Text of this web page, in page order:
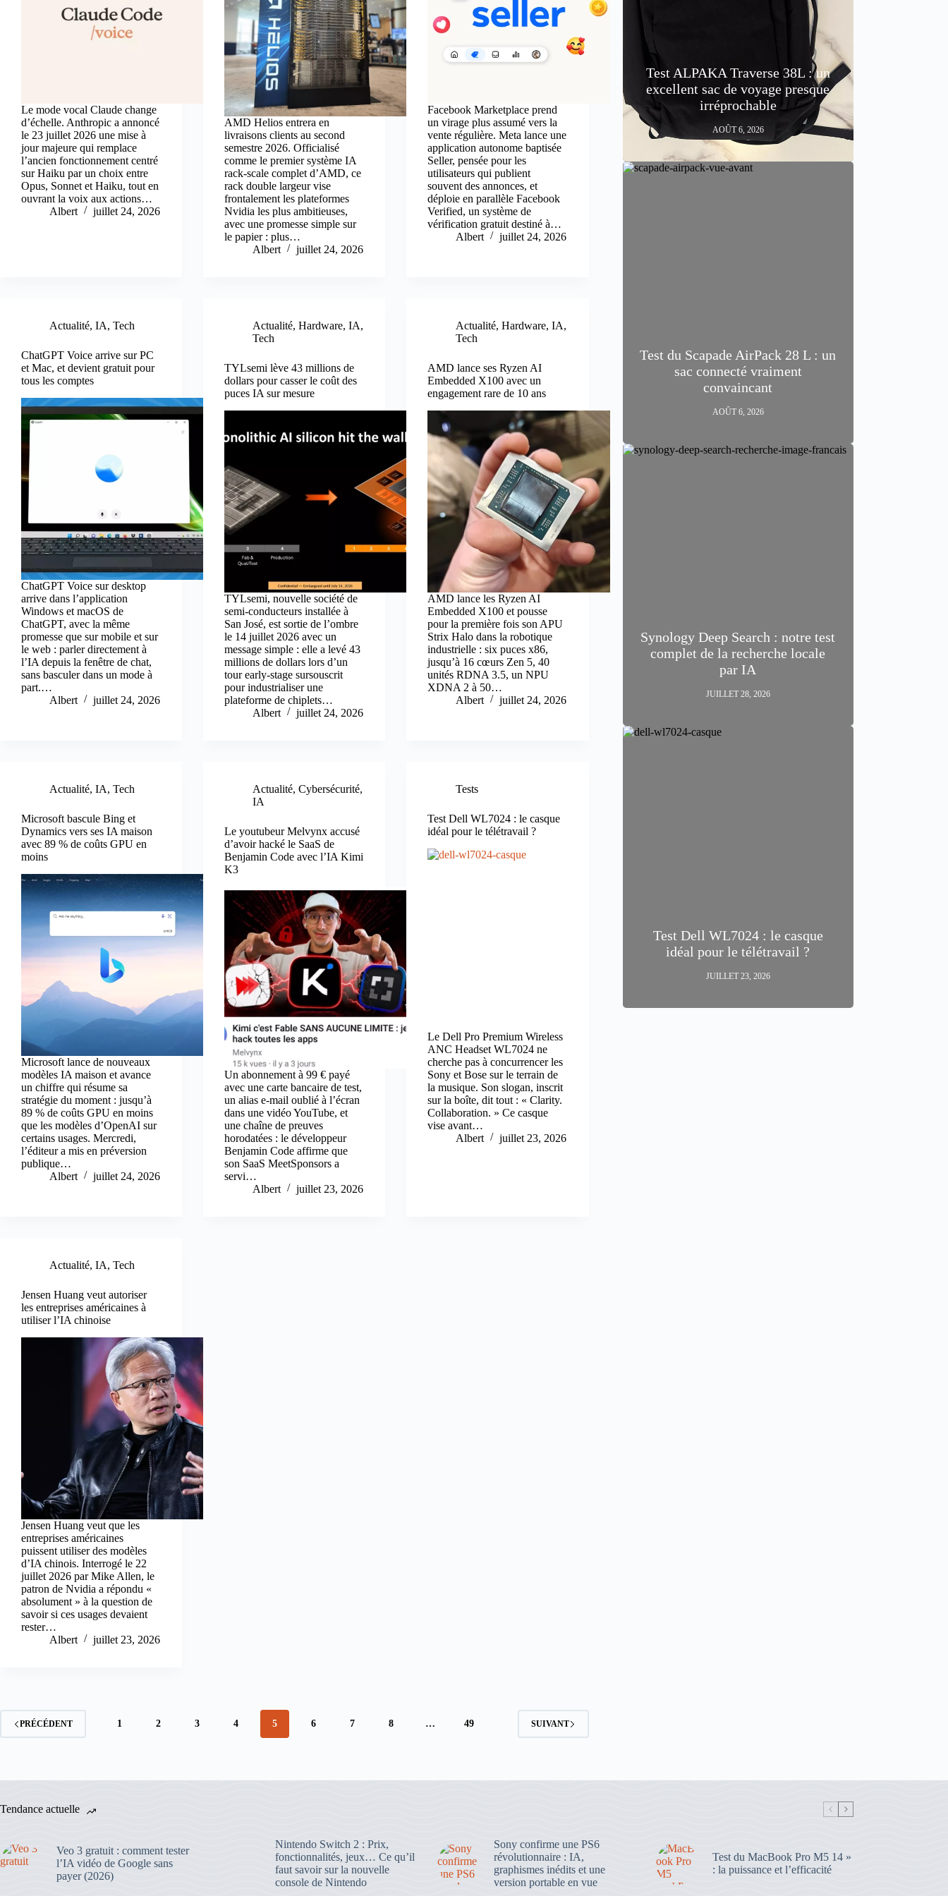
Le mode vocal Claude change
d’échelle. Anthropic a annoncé
le 23 juillet 2026 une mise à
jour majeure qui remplace
l’ancien fonctionnement centré
sur Haiku par un choix entre
Opus, Sonnet et Haiku, tout en
ouvrant la voix aux actions…
Albert
juillet 24, 2026
AMD Helios entrera en
livraisons clients au second
semestre 2026. Officialisé
comme le premier système IA
rack-scale complet d’AMD, ce
rack double largeur vise
frontalement les plateformes
Nvidia les plus ambitieuses,
avec une promesse simple sur
le papier : plus…
Albert
juillet 24, 2026
Facebook Marketplace prend
un virage plus assumé vers la
vente régulière. Meta lance une
application autonome baptisée
Seller, pensée pour les
utilisateurs qui publient
souvent des annonces, et
déploie en parallèle Facebook
Verified, un système de
vérification gratuit destiné à…
Albert
juillet 24, 2026
Actualité, IA, Tech
ChatGPT Voice arrive sur PC
et Mac, et devient gratuit pour
tous les comptes
ChatGPT Voice sur desktop
arrive dans l’application
Windows et macOS de
ChatGPT, avec la même
promesse que sur mobile et sur
le web : parler directement à
l’IA depuis la fenêtre de chat,
sans basculer dans un mode à
part.…
Albert
juillet 24, 2026
Actualité,Hardware,IA,
Tech
TYLsemi lève 43 millions de
dollars pour casser le coût des
puces IA sur mesure
TYLsemi, nouvelle société de
semi-conducteurs installée à
San José, est sortie de l’ombre
le 14 juillet 2026 avec un
message simple : elle a levé 43
millions de dollars lors d’un
tour early-stage sursouscrit
pour industrialiser une
plateforme de chiplets…
Albert
juillet 24, 2026
Actualité,Hardware,IA,
Tech
AMD lance ses Ryzen AI
Embedded X100 avec un
engagement rare de 10 ans
AMD lance les Ryzen AI
Embedded X100 et pousse
pour la première fois son APU
Strix Halo dans la robotique
industrielle : six puces x86,
jusqu’à 16 cœurs Zen 5, 40
unités RDNA 3.5, un NPU
XDNA 2 à 50…
Albert
juillet 24, 2026
Actualité, IA, Tech
Microsoft bascule Bing et
Dynamics vers ses IA maison
avec 89 % de coûts GPU en
moins
Microsoft lance de nouveaux
modèles IA maison et avance
un chiffre qui résume sa
stratégie du moment : jusqu’à
89 % de coûts GPU en moins
que les modèles d’OpenAI sur
certains usages. Mercredi,
l’éditeur a mis en préversion
publique…
Albert
juillet 24, 2026
Actualité,Cybersécurité,
IA
Le youtubeur Melvynx accusé
d’avoir hacké le SaaS de
Benjamin Code avec l’IA Kimi
K3
Un abonnement à 99 € payé
avec une carte bancaire de test,
un alias e-mail oublié à l’écran
dans une vidéo YouTube, et
une chaîne de preuves
horodatées : le développeur
Benjamin Code affirme que
son SaaS MeetSponsors a
servi…
Albert
juillet 23, 2026
Tests
Test Dell WL7024 : le casque
idéal pour le télétravail ?
Le Dell Pro Premium Wireless
ANC Headset WL7024 ne
cherche pas à concurrencer les
Sony et Bose sur le terrain de
la musique. Son slogan, inscrit
sur la boîte, dit tout : « Clarity.
Collaboration. » Ce casque
vise avant…
Albert
juillet 23, 2026
Actualité, IA, Tech
Jensen Huang veut autoriser
les entreprises américaines à
utiliser l’IA chinoise
Jensen Huang veut que les
entreprises américaines
puissent utiliser des modèles
d’IA chinois. Interrogé le 22
juillet 2026 par Mike Allen, le
patron de Nvidia a répondu «
absolument » à la question de
savoir si ces usages devaient
rester…
Albert
juillet 23, 2026
PRÉCÉDENT 1 2 3 4 5 6 7 8 … 49 SUIVANT
Test ALPAKA Traverse 38L : un
excellent sac de voyage presque
irréprochable
AOÛT 6, 2026
Test du Scapade AirPack 28 L : un
sac connecté vraiment
convaincant
AOÛT 6, 2026
Synology Deep Search : notre test
complet de la recherche locale
par IA
JUILLET 28, 2026
Test Dell WL7024 : le casque
idéal pour le télétravail ?
JUILLET 23, 2026
Tendance actuelle
Veo 3 gratuit : comment tester
l’IA vidéo de Google sans
payer (2026)
Nintendo Switch 2 : Prix,
fonctionnalités, jeux… Ce qu’il
faut savoir sur la nouvelle
console de Nintendo
Sony confirme une PS6
révolutionnaire : IA,
graphismes inédits et une
version portable en vue
Test du MacBook Pro M5 14 »
: la puissance et l’efficacité